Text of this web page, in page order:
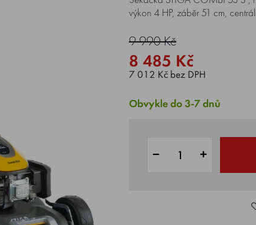
výkon 4 HP, záběr 51 cm,
9 990 Kč
8 485 Kč
7 012 Kč bez DPH
Obvykle do 3-7 dnů